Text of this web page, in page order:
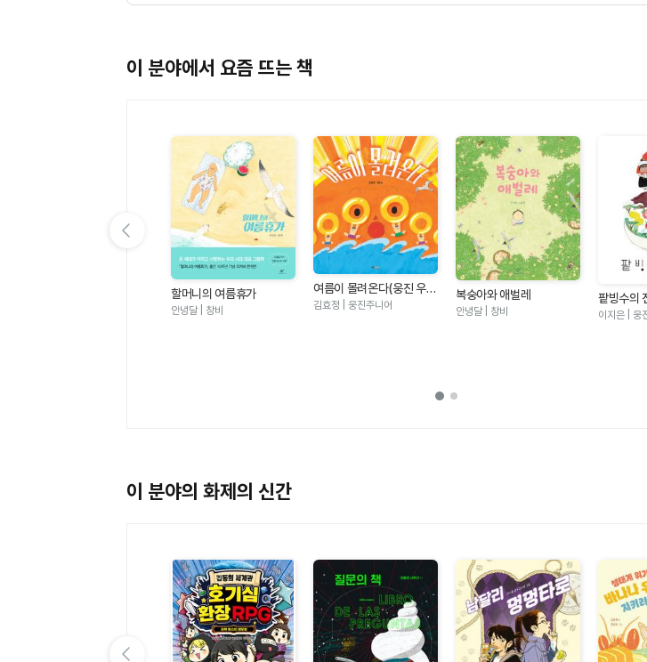
이 분야에서 요즘 뜨는 책
할머니의 여름휴가
안녕달 | 창비
여름이 몰려온다(웅진 우리
그림책 123)
김효정 | 웅진주니어
복숭아와 애벌레
안녕달 | 창비
팥빙수의
그림책 21)
이지은 | 웅
이 분야의 화제의 신간